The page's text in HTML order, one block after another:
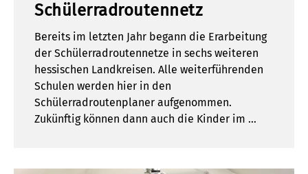
Schülerradroutennetz
Bereits im letzten Jahr begann die Erarbeitung
der Schülerradroutennetze in sechs weiteren
hessischen Landkreisen. Alle weiterführenden
Schulen werden hier in den
Schülerradroutenplaner aufgenommen.
Zukünftig können dann auch die Kinder im …